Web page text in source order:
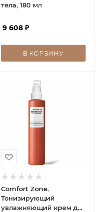
тела, 180 мл
9 608₽
В КОРЗИНУ
Comfort Zone,
Тонизирующий
увлажняющий крем для